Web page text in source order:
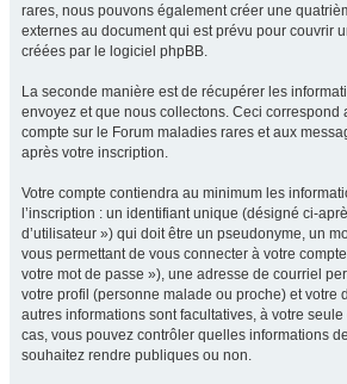
rares, nous pouvons également créer une
externes au document qui est prévu pour couvrir
créées par le logiciel phpBB.
La seconde manière est de récupérer les
envoyez et que nous collectons. Ceci correspond
compte sur le Forum maladies rares et aux
après votre inscription.
Votre compte contiendra au minimum les
l’inscription : un identifiant unique (désigné ci-
d’utilisateur ») qui doit être un pseudonyme, un
vous permettant de vous connecter à votre
votre mot de passe »), une adresse de courriel
votre profil (personne malade ou proche) et votre
autres informations sont facultatives, à votre
cas, vous pouvez contrôler quelles informations
souhaitez rendre publiques ou non.